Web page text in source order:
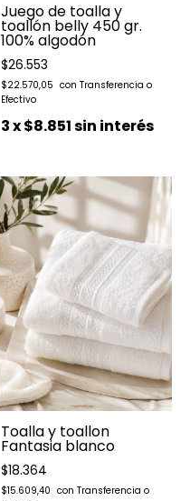
Juego de toalla y
toallón belly 450 gr.
100% algodón
$26.553
$22.570,05
3x$8.851sin interés
Toalla y toallon
Fantasia blanco
$18.364
$15.609,40